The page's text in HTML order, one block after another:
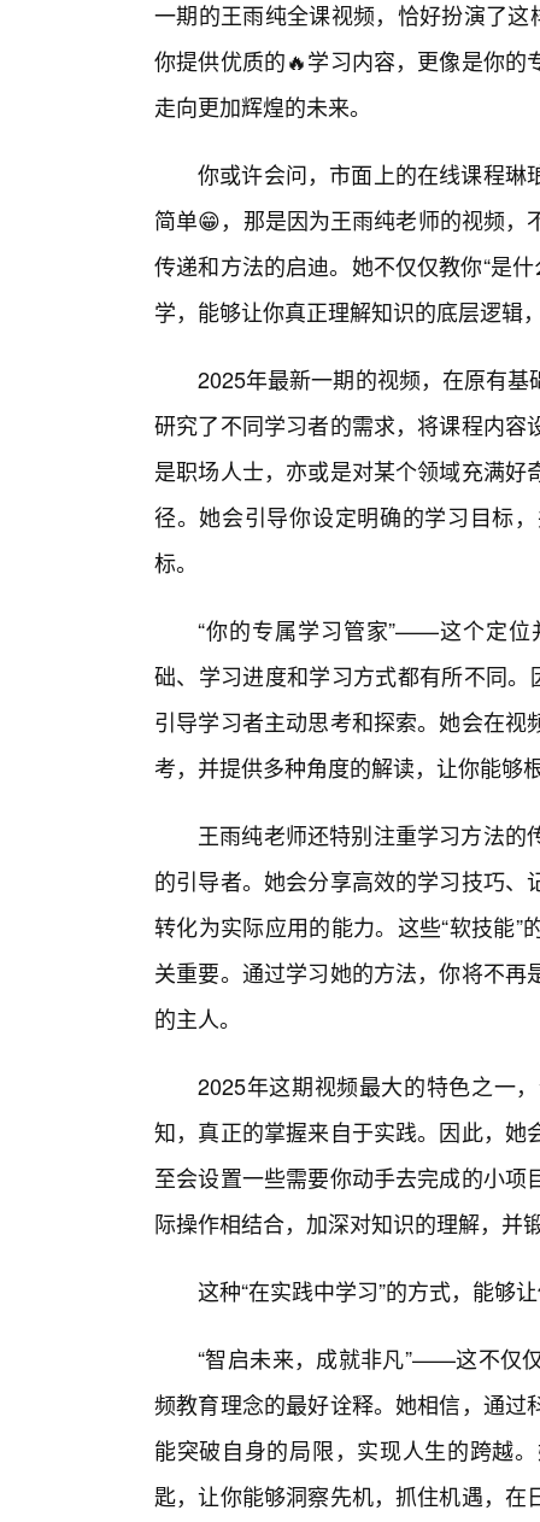
一期的王雨纯全课视频，恰好扮演了
你提供优质的🔥学习内容，更像是你
走向更加辉煌的未来。
你或许会问，市面上的在线课程琳
简单😁，那是因为王雨纯老师的视频
传递和方法的启迪。她不仅仅教你“是
学，能够让你真正理解知识的底层逻辑
2025年最新一期的视频，在原有
研究了不同学习者的需求，将课程内
是职场人士，亦或是对某个领域充满
径。她会引导你设定明确的学习目标
标。
“你的专属学习管家”——这个定位
础、学习进度和学习方式都有所不同
引导学习者主动思考和探索。她会在
考，并提供多种角度的解读，让你能够
王雨纯老师还特别注重学习方法
的引导者。她会分享高效的学习技巧
转化为实际应用的能力。这些“软技能
关重要。通过学习她的方法，你将不
的主人。
2025年这期视频最大的特色之一
知，真正的掌握来自于实践。因此，
至会设置一些需要你动手去完成的小
际操作相结合，加深对知识的理解，并
这种“在实践中学习”的方式，能够
“智启未来，成就非凡”——这不仅
频教育理念的最好诠释。她相信，通
能突破自身的局限，实现人生的跨越
匙，让你能够洞察先机，抓住机遇，